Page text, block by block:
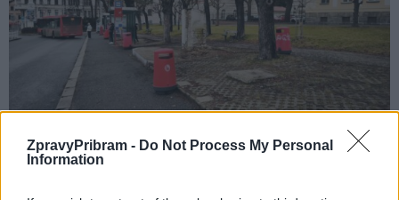
ZpravyPribram - Do Not Process My Personal
Information